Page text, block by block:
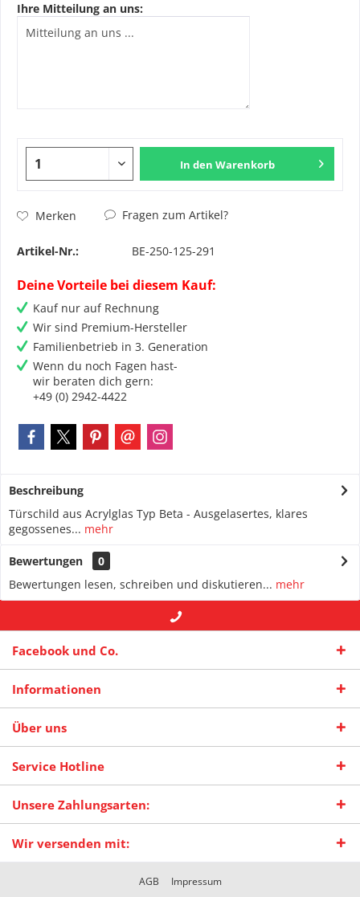
Ihre Mitteilung an uns:
In den Warenkorb
Merken Fragen zum Artikel?
Artikel-Nr.: BE-250-125-291
Deine Vorteile bei diesem Kauf:
Kauf nur auf Rechnung
Wir sind Premium-Hersteller
Familienbetrieb in 3. Generation
Wenn du noch Fagen hast-
wir beraten dich gern:
+49 (0) 2942-4422
Beschreibung
Türschild aus Acrylglas Typ Beta - Ausgelasertes, klares
gegossenes... mehr
Bewertungen
0
Bewertungen lesen, schreiben und diskutieren... mehr
Facebook und Co.
Informationen
Über uns
Service Hotline
Unsere Zahlungsarten:
Wir versenden mit:
AGB Impressum